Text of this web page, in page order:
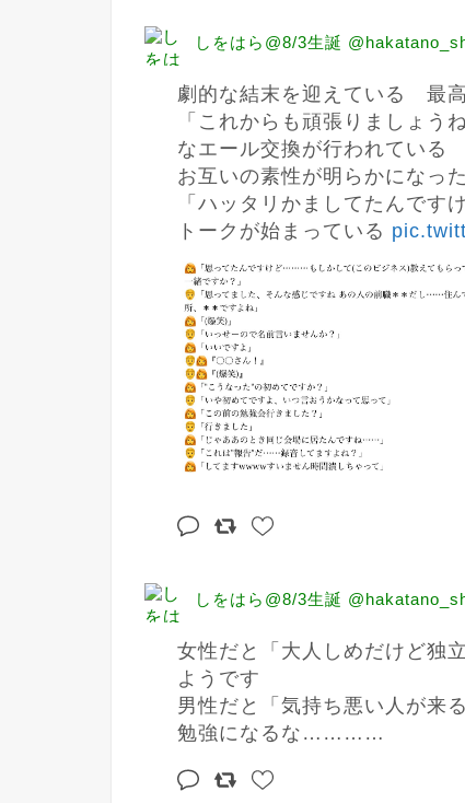
しをはら@8/3生誕
劇的な結末を迎えている　最
「これからも頑張りましょう
なエール交換が行われている
お互いの素性が明らかになっ
「ハッタリかましてたんです
トークが始まっている
しをはら@8/3生誕
女性だと「大人しめだけど独
ようです
男性だと「気持ち悪い人が来
勉強になるな…………